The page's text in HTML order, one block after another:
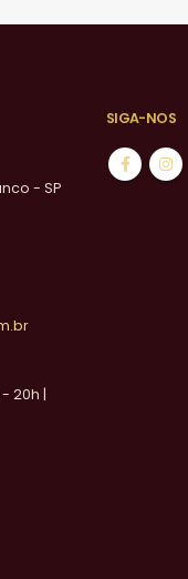
- SP
- 20h |
SIGA-NOS